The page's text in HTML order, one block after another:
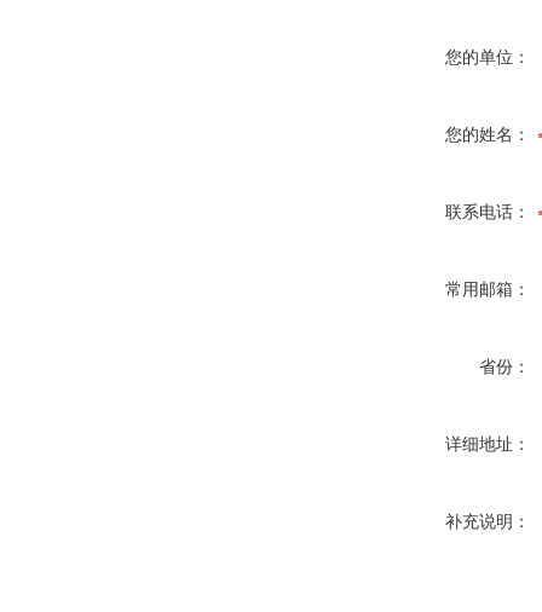
您的单位：
您的姓名：
联系电话：
常用邮箱：
省份：
详细地址：
补充说明：